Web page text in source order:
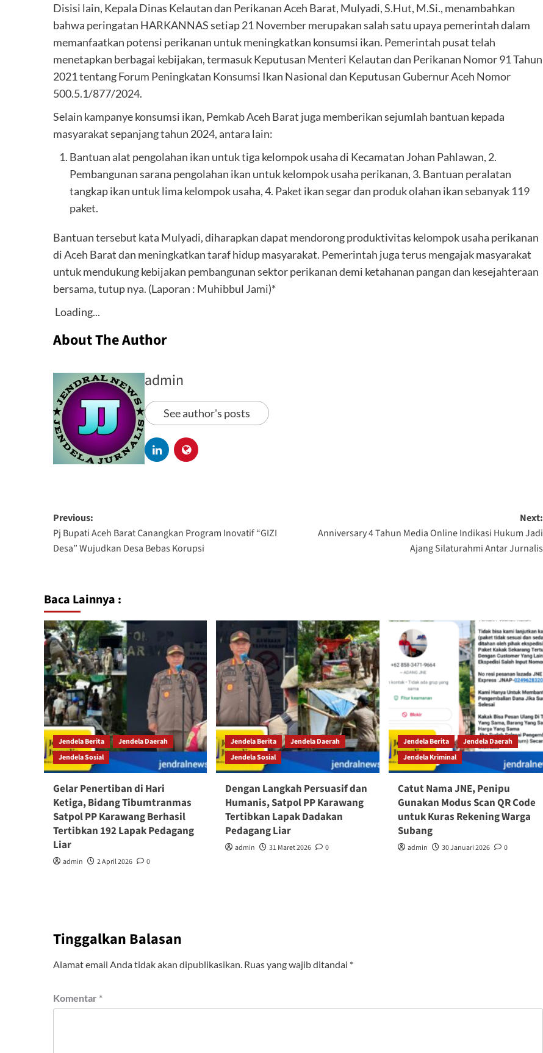
Disisi lain, Kepala Dinas Kelautan dan Perikanan Aceh Barat, Mulyadi, S.Hut, M.Si., menambahkan
bahwa peringatan HARKANNAS setiap 21 November merupakan salah satu upaya pemerintah dalam
memanfaatkan potensi perikanan untuk meningkatkan konsumsi ikan. Pemerintah pusat telah
menetapkan berbagai kebijakan, termasuk Keputusan Menteri Kelautan dan Perikanan Nomor 91 Tahun
2021 tentang Forum Peningkatan Konsumsi Ikan Nasional dan Keputusan Gubernur Aceh Nomor
500.5.1/877/2024.
Selain kampanye konsumsi ikan, Pemkab Aceh Barat juga memberikan sejumlah bantuan kepada
masyarakat sepanjang tahun 2024, antara lain:
Bantuan alat pengolahan ikan untuk tiga kelompok usaha di Kecamatan Johan Pahlawan, 2.
Pembangunan sarana pengolahan ikan untuk kelompok usaha perikanan, 3. Bantuan peralatan
tangkap ikan untuk lima kelompok usaha, 4. Paket ikan segar dan produk olahan ikan sebanyak 119
paket.
Bantuan tersebut kata Mulyadi, diharapkan dapat mendorong produktivitas kelompok usaha perikanan
di Aceh Barat dan meningkatkan taraf hidup masyarakat. Pemerintah juga terus mengajak masyarakat
untuk mendukung kebijakan pembangunan sektor perikanan demi ketahanan pangan dan kesejahteraan
bersama, tutup nya. (Laporan : Muhibbul Jami)*
Loading...
About The Author
admin
See author's posts
Previous:
Pj Bupati Aceh Barat Canangkan Program Inovatif “GIZI
Desa” Wujudkan Desa Bebas Korupsi
Next:
Anniversary 4 Tahun Media Online Indikasi Hukum Jadi
Ajang Silaturahmi Antar Jurnalis
Baca Lainnya :
Jendela Berita
Jendela Daerah
Jendela Sosial
Gelar Penertiban di Hari
Ketiga, Bidang Tibumtranmas
Satpol PP Karawang Berhasil
Tertibkan 192 Lapak Pedagang
Liar
admin 2 April 2026 0
Jendela Berita
Jendela Daerah
Jendela Sosial
Dengan Langkah Persuasif dan
Humanis, Satpol PP Karawang
Tertibkan Lapak Dadakan
Pedagang Liar
admin 31 Maret 2026 0
Jendela Berita
Jendela Daerah
Jendela Kriminal
Catut Nama JNE, Penipu
Gunakan Modus Scan QR Code
untuk Kuras Rekening Warga
Subang
admin 30 Januari 2026 0
Tinggalkan Balasan
Alamat email Anda tidak akan dipublikasikan. Ruas yang wajib ditandai *
Komentar *